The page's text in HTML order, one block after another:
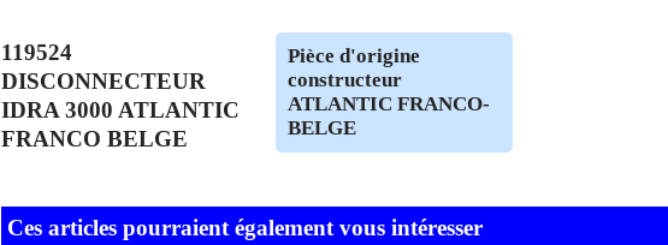
Pièce d'origine
constructeur
ATLANTIC FRANCO-
BELGE
119524
DISCONNECTEUR
IDRA 3000 ATLANTIC
FRANCO BELGE
Ces articles pourraient également vous intéresser